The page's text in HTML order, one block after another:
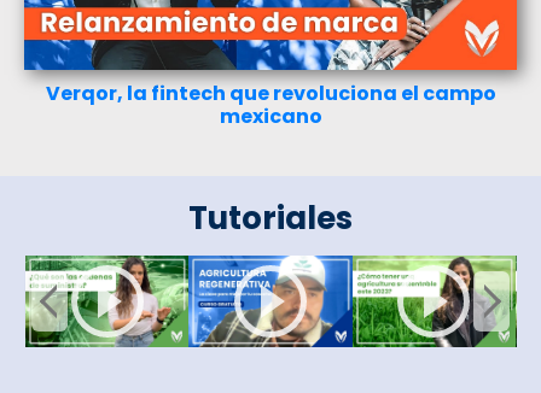
Verqor, la fintech que revoluciona el campo
mexicano
Tutoriales